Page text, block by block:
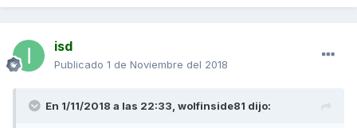
isd
Publicado 1 de Noviembre del 2018
En 1/11/2018 a las 22:33, wolfinside81 dijo: